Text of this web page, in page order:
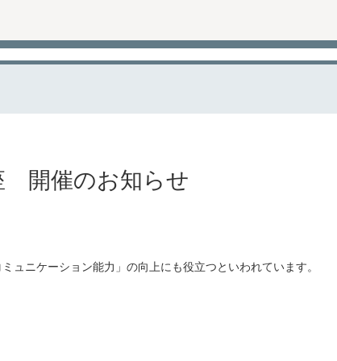
開催のお知らせ
ュニケーション能力」の向上にも役立つといわれています。